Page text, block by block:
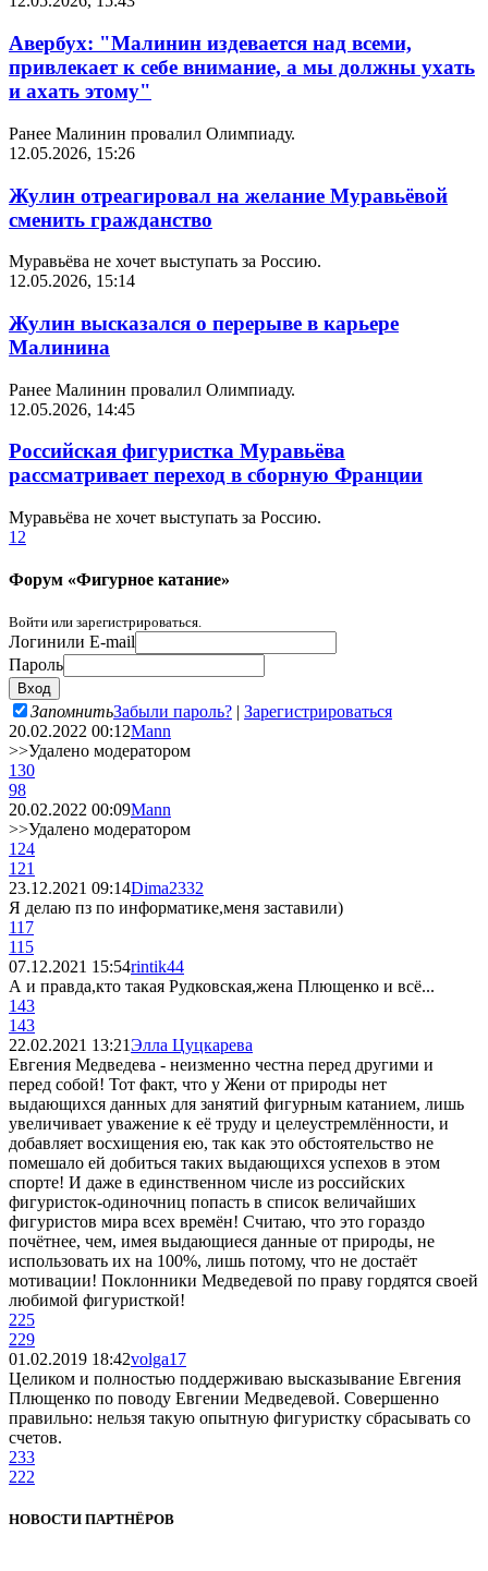
Авербух: "Малинин издевается над всеми,
привлекает к себе внимание, а мы должны ухать
и ахать этому"
Ранее Малинин провалил Олимпиаду.
12.05.2026, 15:26
Жулин отреагировал на желание Муравьёвой
сменить гражданство
Муравьёва не хочет выступать за Россию.
12.05.2026, 15:14
Жулин высказался о перерыве в карьере
Малинина
Ранее Малинин провалил Олимпиаду.
12.05.2026, 14:45
Российская фигуристка Муравьёва
рассматривает переход в сборную Франции
Муравьёва не хочет выступать за Россию.
1 2
Форум «Фигурное катание»
Войти или зарегистрироваться.
Логинили E-mail
Пароль
ЗапомнитьЗабыли пароль? | Зарегистрироваться
20.02.2022 00:12Mann
>>Удалено модератором
130
98
20.02.2022 00:09Mann
>>Удалено модератором
124
121
23.12.2021 09:14Dima2332
Я делаю пз по информатике,меня заставили)
117
115
07.12.2021 15:54rintik44
А и правда,кто такая Рудковская,жена Плющенко и всё...
143
143
22.02.2021 13:21Элла Цуцкарева
Евгения Медведева - неизменно честна перед другими и
перед собой! Тот факт, что у Жени от природы нет
выдающихся данных для занятий фигурным катанием, лишь
увеличивает уважение к её труду и целеустремлённости, и
добавляет восхищения ею, так как это обстоятельство не
помешало ей добиться таких выдающихся успехов в этом
спорте! И даже в единственном числе из российских
фигуристок-одиночниц попасть в список величайших
фигуристов мира всех времён! Считаю, что это гораздо
почётнее, чем, имея выдающиеся данные от природы, не
использовать их на 100%, лишь потому, что не достаёт
мотивации! Поклонники Медведевой по праву гордятся своей
любимой фигуристкой!
225
229
01.02.2019 18:42volga17
Целиком и полностью поддерживаю высказывание Евгения
Плющенко по поводу Евгении Медведевой. Совершенно
правильно: нельзя такую опытную фигуристку сбрасывать со
счетов.
233
222
НОВОСТИ ПАРТНЁРОВ